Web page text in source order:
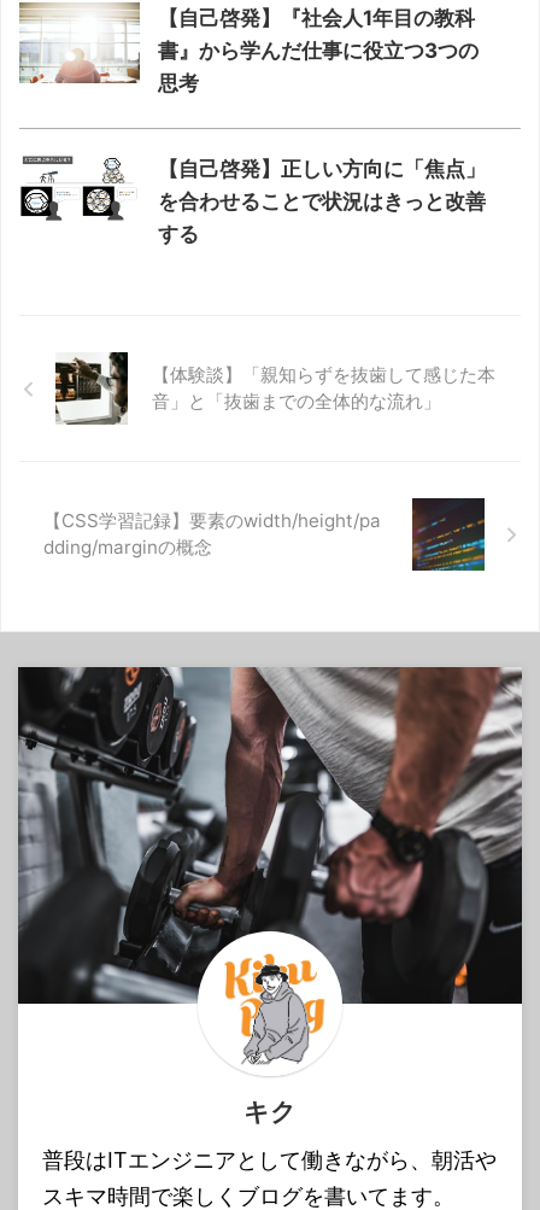
【自己啓発】『社会人1年目の教科
書』から学んだ仕事に役立つ3つの
思考
【自己啓発】正しい方向に「焦点」
を合わせることで状況はきっと改善
する
【体験談】「親知らずを抜歯して感じた本
音」と「抜歯までの全体的な流れ」
【CSS学習記録】要素のwidth/height/pa
dding/marginの概念
キク
普段はITエンジニアとして働きながら、朝活や
スキマ時間で楽しくブログを書いてます。